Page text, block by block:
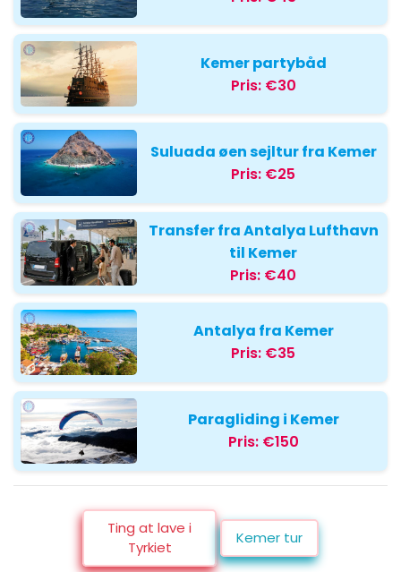
Kemer partybåd
Pris: €30
Suluada øen sejltur fra Kemer
Pris: €25
Transfer fra Antalya Lufthavn
til Kemer
Pris: €40
Antalya fra Kemer
Pris: €35
Paragliding i Kemer
Pris: €150
Ting at lave i
Tyrkiet
Kemer tur